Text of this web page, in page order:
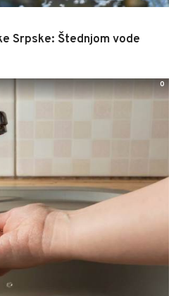
Srpske: Štednjom vode
0